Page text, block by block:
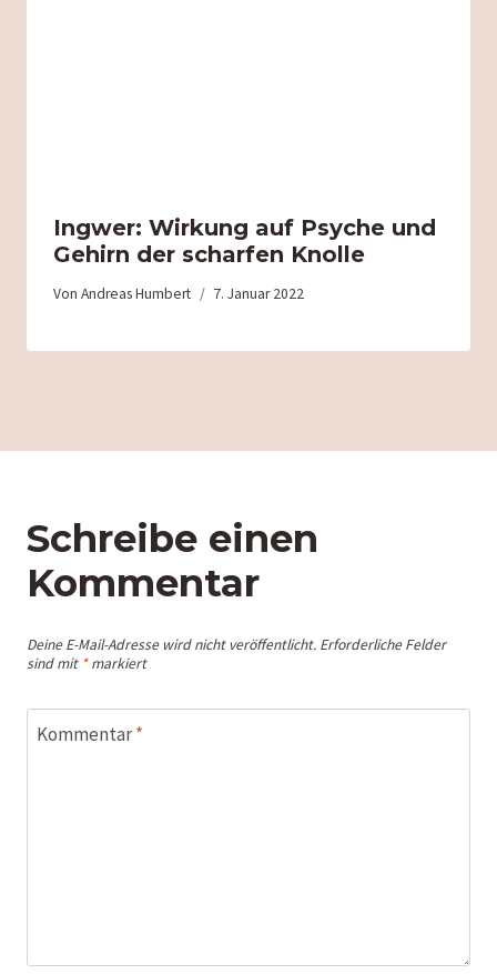
Ingwer: Wirkung auf Psyche und
Gehirn der scharfen Knolle
Von Andreas Humbert 7. Januar 2022
Schreibe einen
Kommentar
Deine E-Mail-Adresse wird nicht veröffentlicht. Erforderliche Felder
sind mit *markiert
Kommentar*